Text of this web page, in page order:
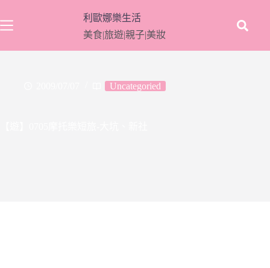
至
要
利歐娜樂生活
美食|旅遊|親子|美妝
Uncategoried